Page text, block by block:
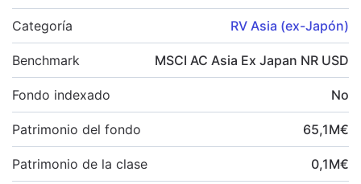
Categoría RV Asia (ex-Japón)
Benchmark MSCI AC Asia Ex Japan NR USD
Fondo indexado No
Patrimonio del fondo 65,1M€
Patrimonio de la clase 0,1M€